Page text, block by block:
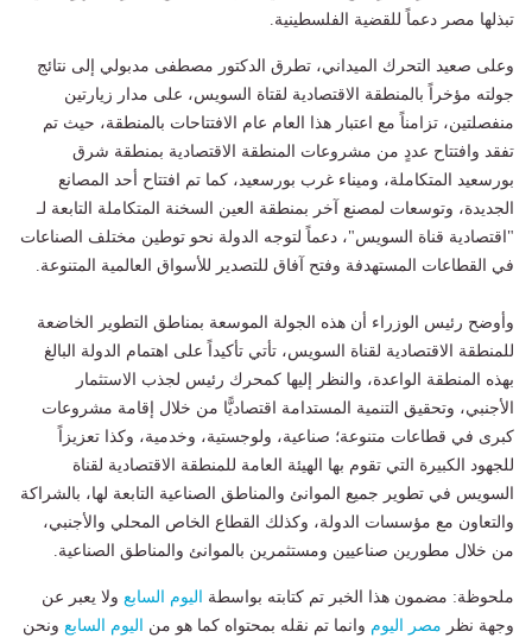
تبذلها مصر دعماً للقضية الفلسطينية.
وعلى صعيد التحرك الميداني، تطرق الدكتور مصطفى مدبولي إلى نتائج
جولته مؤخراً بالمنطقة الاقتصادية لقتاة السويس، على مدار زيارتين
منفصلتين، تزامناً مع اعتبار هذا العام عام الافتتاحات بالمنطقة، حيث تم
تفقد وافتتاح عددٍ من مشروعات المنطقة الاقتصادية بمنطقة شرق
بورسعيد المتكاملة، وميناء غرب بورسعيد، كما تم افتتاح أحد المصانع
الجديدة، وتوسعات لمصنع آخر بمنطقة العين السخنة المتكاملة التابعة لـ
"اقتصادية قناة السويس"، دعماً لتوجه الدولة نحو توطين مختلف الصناعات
في القطاعات المستهدفة وفتح آفاق للتصدير للأسواق العالمية المتنوعة.
وأوضح رئيس الوزراء أن هذه الجولة الموسعة بمناطق التطوير الخاضعة
للمنطقة الاقتصادية لقناة السويس، تأتي تأكيداً على اهتمام الدولة البالغ
بهذه المنطقة الواعدة، والنظر إليها كمحرك رئيس لجذب الاستثمار
الأجنبي، وتحقيق التنمية المستدامة اقتصاديًّا من خلال إقامة مشروعات
كبرى في قطاعات متنوعة؛ صناعية، ولوجستية، وخدمية، وكذا تعزيزاً
للجهود الكبيرة التي تقوم بها الهيئة العامة للمنطقة الاقتصادية لقناة
السويس في تطوير جميع الموانئ والمناطق الصناعية التابعة لها، بالشراكة
والتعاون مع مؤسسات الدولة، وكذلك القطاع الخاص المحلي والأجنبي،
من خلال مطورين صناعيين ومستثمرين بالموانئ والمناطق الصناعية.
ملحوظة: مضمون هذا الخبر تم كتابته بواسطة اليوم السابع ولا يعبر عن
وجهة نظر مصر اليوم وانما تم نقله بمحتواه كما هو من اليوم السابع ونحن